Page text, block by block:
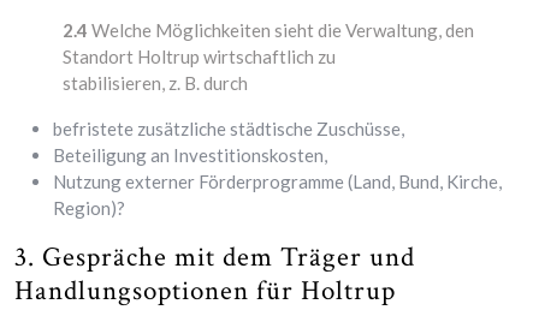
2.4 Welche Möglichkeiten sieht die Verwaltung, den
Standort Holtrup wirtschaftlich zu
stabilisieren, z. B. durch
befristete zusätzliche städtische Zuschüsse,
Beteiligung an Investitionskosten,
Nutzung externer Förderprogramme (Land, Bund, Kirche,
Region)?
3. Gespräche mit dem Träger und
Handlungsoptionen für Holtrup